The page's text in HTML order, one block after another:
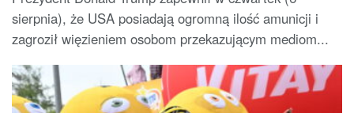
sierpnia), że USA posiadają ogromną ilość amunicji i
zagroził więzieniem osobom przekazującym mediom...